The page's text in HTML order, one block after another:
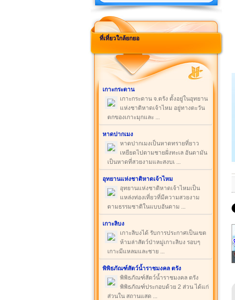
ที่เที่ยวใกล้ยกยอ
เกาะกระดาน
เกาะกระดาน จ.ตรัง ตั้งอยู่ในอุทยาน
แห่งชาติหาดเจ้าไหม อยู่ทางตะวัน
ตกของเกาะมุกและ ...
หาดปากเมง
หาดปากเมงเป็นหาดทรายที่ยาว
เหยียดไปตามชายฝั่งทะเล อันดามัน
เป็นหาดที่สวยงามและสงบเ ...
อุทยานแห่งชาติหาดเจ้าไหม
อุทยานแห่งชาติหาดเจ้าไหมเป็น
แหล่งท่องเที่ยวที่มีความสวยงาม
ตามธรรมชาติในแบบอันดาม ...
เกาะลิบง
เกาะลิบงได้ รับการประกาศเป็นเขต
ห้ามล่าสัตว์ป่าหมู่เกาะลิบง รอบๆ
เกาะมีแหลมและชาย ...
พิพิธภัณฑ์สัตว์น้ำราชมงคล ตรัง
พิพิธภัณฑ์สัตว์น้ำราชมงคล ตรัง
พิพิธภัณฑ์ประกอบด้วย 2 ส่วน ได้แก่
ส่วนใน สถานแสด ...